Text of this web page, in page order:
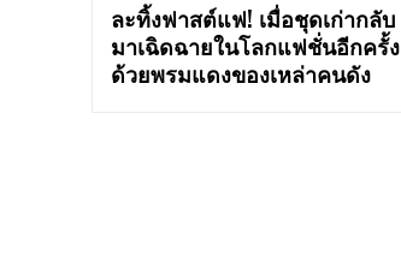
ละทิ้งฟาสต์แฟ! เมื่อชุดเก่ากลับ
มาเฉิดฉายในโลกแฟชั่นอีกครั้ง
ด้วยพรมแดงของเหล่าคนดัง